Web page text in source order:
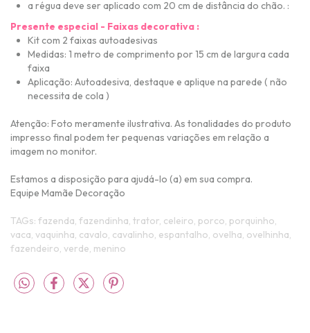
a régua deve ser aplicado com 20 cm de distância do chão. :
Presente especial - Faixas decorativa :
Kit com 2 faixas autoadesivas
Medidas: 1 metro de comprimento por 15 cm de largura cada
faixa
Aplicação: Autoadesiva, destaque e aplique na parede ( não
necessita de cola )
Atenção: Foto meramente ilustrativa. As tonalidades do produto
impresso final podem ter pequenas variações em relação a
imagem no monitor.
Estamos a disposição para ajudá-lo (a) em sua compra.
Equipe Mamãe Decoração
TAGs: fazenda, fazendinha, trator, celeiro, porco, porquinho,
vaca, vaquinha, cavalo, cavalinho, espantalho, ovelha, ovelhinha,
fazendeiro, verde, menino